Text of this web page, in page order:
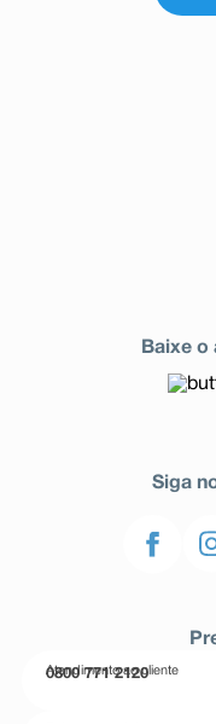
Baixe o
Siga
Atendimento ao cliente
0800 771 2120